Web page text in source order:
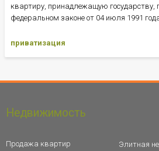
квартиру, принадлежащую государству,
федеральном законе от 04 июля 1991
приватизация
Недвижимость
Продажа квартир Элитная